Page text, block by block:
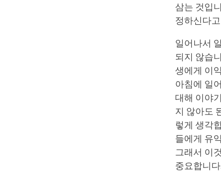
삼는 것입
정하신다
일어나서
되지 않습
생에게 이
아침에 일
대해 이야
지 않아도
렇게 생각
들에게 유
그래서 이
중요합니